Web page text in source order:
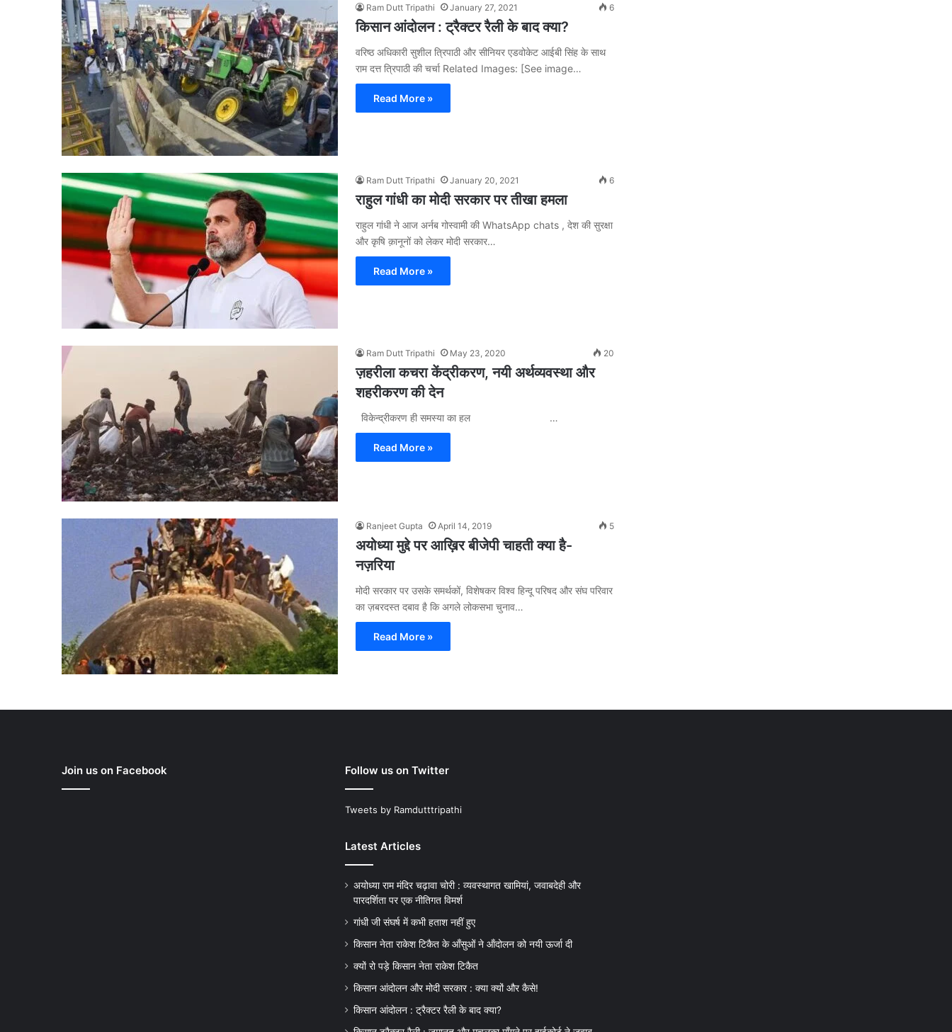
Ram Dutt Tripathi January 27, 2021 6
किसान आंदोलन : ट्रैक्टर रैली के बाद क्या?
वरिष्ठ अधिकारी सुशील त्रिपाठी और सीनियर एडवोकेट आईबी सिंह के साथ
राम दत्त त्रिपाठी की चर्चा Related Images: [See image…
Read More »
Ram Dutt Tripathi January 20, 2021 6
राहुल गांधी का मोदी सरकार पर तीखा हमला
राहुल गांधी ने आज अर्नब गोस्वामी की WhatsApp chats , देश की सुरक्षा
और कृषि क़ानूनों को लेकर मोदी सरकार…
Read More »
Ram Dutt Tripathi May 23, 2020 20
ज़हरीला कचरा केंद्रीकरण, नयी अर्थव्यवस्था और
शहरीकरण की देन
विकेन्द्रीकरण ही समस्या का हल …
Read More »
Ranjeet Gupta April 14, 2019 5
अयोध्या मुद्दे पर आख़िर बीजेपी चाहती क्या है-
नज़रिया
मोदी सरकार पर उसके समर्थकों, विशेषकर विश्व हिन्दू परिषद और संघ परिवार
का ज़बरदस्त दबाव है कि अगले लोकसभा चुनाव…
Read More »
Join us on Facebook Follow us on Twitter
Tweets by Ramdutttripathi
Latest Articles
अयोध्या राम मंदिर चढ़ावा चोरी : व्यवस्थागत खामियां, जवाबदेही और
पारदर्शिता पर एक नीतिगत विमर्श
गांधी जी संघर्ष में कभी हताश नहीं हुए
किसान नेता राकेश टिकैत के आँसुओं ने ऑंदोलन को नयी ऊर्जा दी
क्यों रो पड़े किसान नेता राकेश टिकैत
किसान आंदोलन और मोदी सरकार : क्या क्यों और कैसे!
किसान आंदोलन : ट्रैक्टर रैली के बाद क्या?